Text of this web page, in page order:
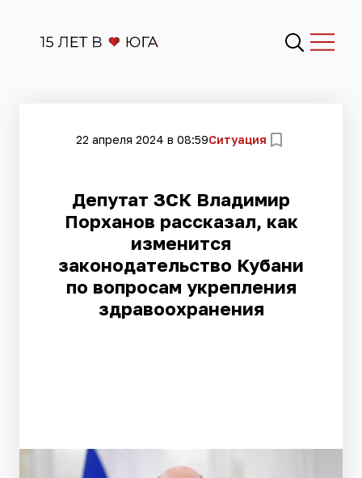
22 апреля 2024 в 08:59Ситуация
Депутат ЗСК Владимир
Порханов рассказал, как
изменится
законодательство Кубани
по вопросам укрепления
здравоохранения